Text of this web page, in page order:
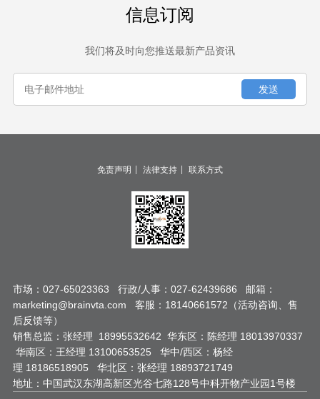
信息订阅
我们将及时向您推送最新产品资讯
免责声明 法律支持 联系方式
市场：027-65023363 行政/人事：027-62439686 邮箱：
marketing@brainvta.com 客服：18140661572（活动咨询、售
后反馈等）
销售总监：张经理 18995532642 华东区：陈经理 18013970337
华南区：王经理 13100653525 华中/西区：杨经
理 18186518905 华北区：张经理 18893721749
地址：中国武汉东湖高新区光谷七路128号中科开物产业园1号楼